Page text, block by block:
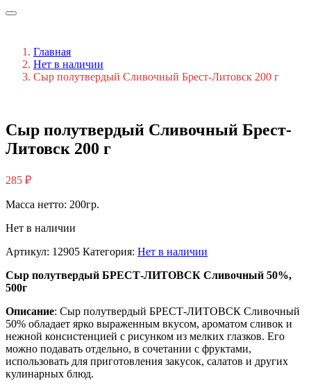
Главная
Нет в наличии
Сыр полутвердый Сливочный Брест-Литовск 200 г
Сыр полутвердый Сливочный Брест-
Литовск 200 г
285 ₽
Масса нетто: 200гр.
Нет в наличии
Артикул: 12905 Категория: Нет в наличии
Сыр полутвердый БРЕСТ-ЛИТОВСК Сливочный 50%,
500г
Описание: Сыр полутвердый БРЕСТ-ЛИТОВСК Сливочный
50% обладает ярко выраженным вкусом, ароматом сливок и
нежной консистенцией с рисунком из мелких глазков. Его
можно подавать отдельно, в сочетании с фруктами,
использовать для приготовления закусок, салатов и других
кулинарных блюд.